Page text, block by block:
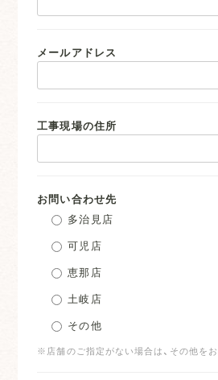
メールアドレス
工事現場の住所
お問い合わせ先
多治見店
可児店
恵那店
土岐店
その他
※店舗のご指定がない場合は、その他をお